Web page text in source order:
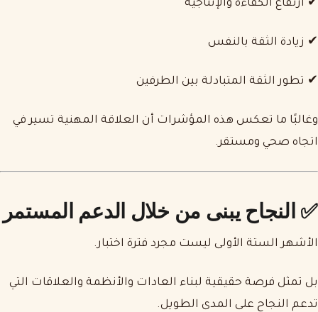
✔ ارتفاع الكفاءة والإنتاجية
✔ زيادة الثقة بالنفس
✔ تطور الثقة المتبادلة بين الطرفين
وغالبًا ما تعكس هذه المؤشرات أن العلاقة المهنية تسير في
اتجاه صحي ومستقر.
✅ النجاح يبنى من خلال الدعم المستمر
الأشهر الستة الأولى ليست مجرد فترة اختبار.
بل تمثل فرصة حقيقية لبناء العادات والأنظمة والعلاقات التي
تدعم النجاح على المدى الطويل.